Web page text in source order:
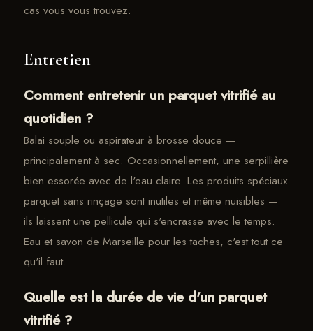
cas vous vous trouvez.
Entretien
Comment entretenir un parquet vitrifié au
quotidien ?
Balai souple ou aspirateur à brosse douce —
principalement à sec. Occasionnellement, une serpillière
bien essorée avec de l'eau claire. Les produits spéciaux
parquet sans rinçage sont inutiles et même nuisibles —
ils laissent une pellicule qui s'encrasse avec le temps.
Eau et savon de Marseille pour les taches, c'est tout ce
qu'il faut.
Quelle est la durée de vie d'un parquet
vitrifié ?